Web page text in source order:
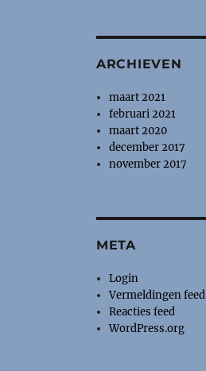
ARCHIEVEN
maart 2021
februari 2021
maart 2020
december 2017
november 2017
META
Login
Vermeldingen feed
Reacties feed
WordPress.org